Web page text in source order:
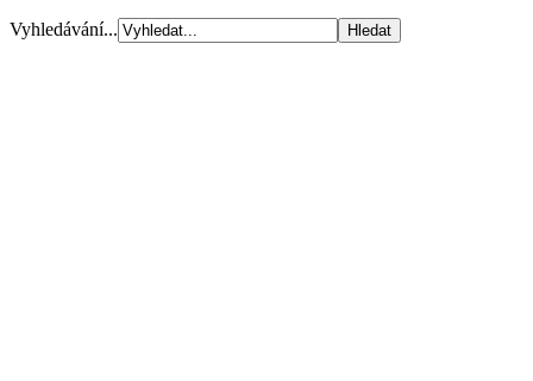
Vyhledávání...